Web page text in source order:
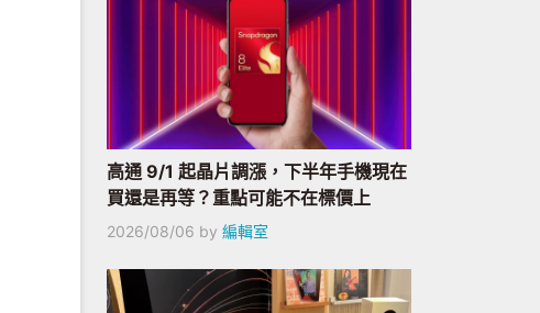
高通 9/1 起晶片調漲，下半年手機現在
買還是再等？重點可能不在標價上
2026/08/06 by 編輯室